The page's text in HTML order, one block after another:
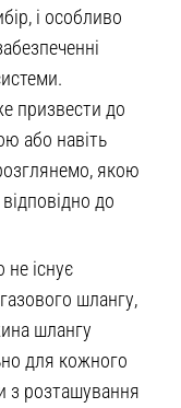
і особливо
призвести до
або навіть
якою
до
існує
шлангу,
шлангу
для кожного
з розташування